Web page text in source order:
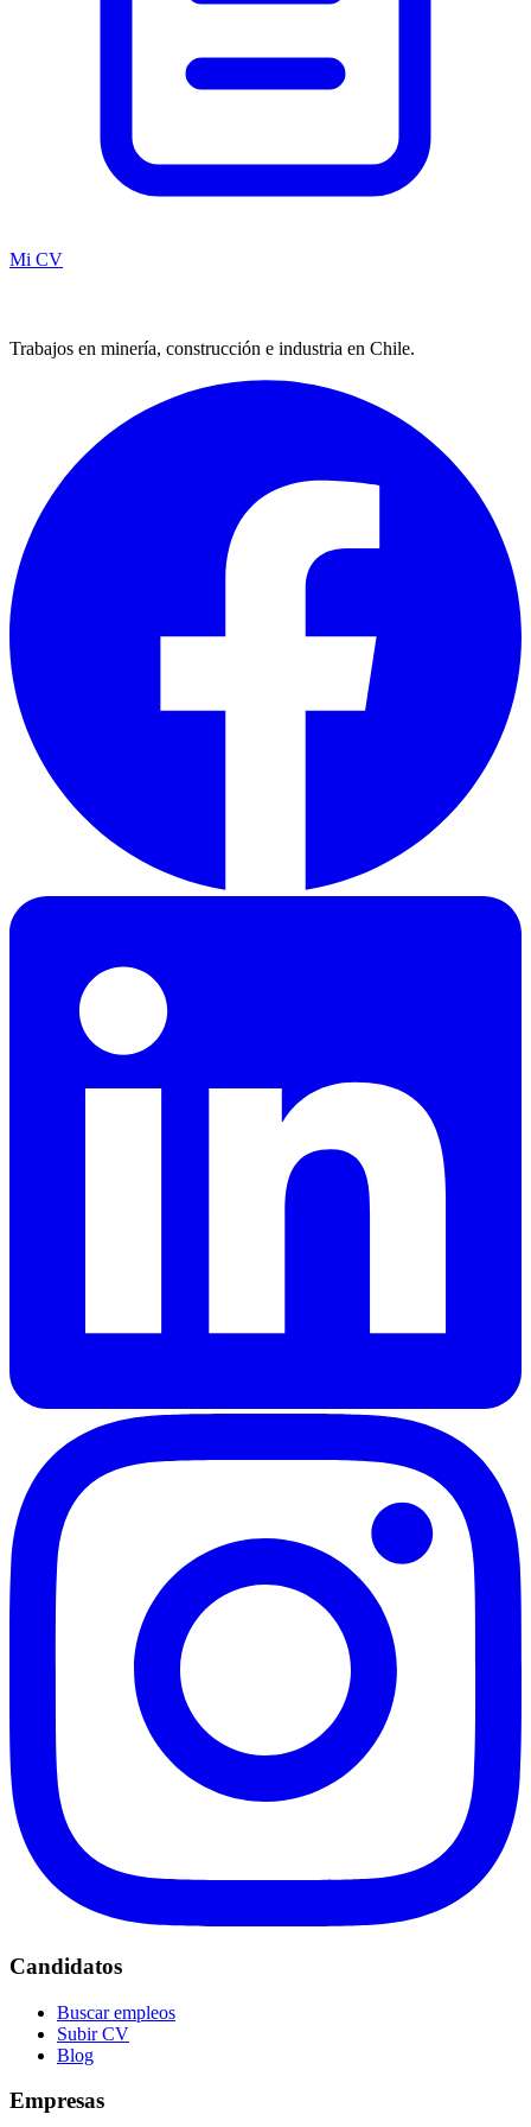
Mi CV
Trabajos en minería, construcción e industria en Chile.
Candidatos
Buscar empleos
Subir CV
Blog
Empresas